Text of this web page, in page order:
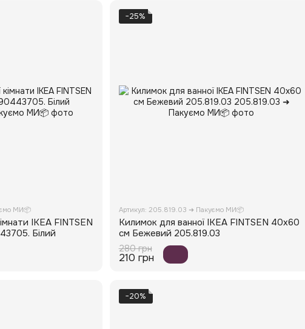
МИ📦
IKEA FINTSEN
Білий
−25%
Артикул: 205.819.03 ➜ Пакуємо МИ📦
Килимок для ванної IKEA FINTSEN 40x60
см Бежевий 205.819.03
280 грн
210 грн
−20%